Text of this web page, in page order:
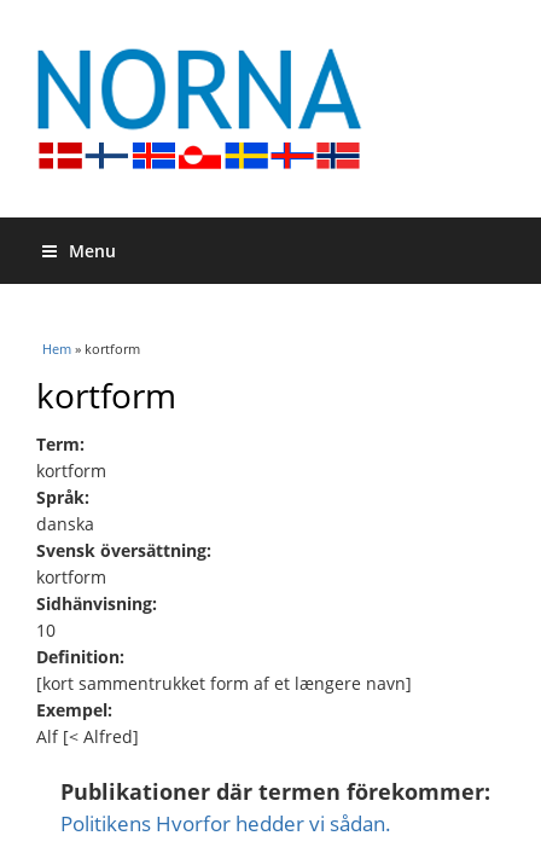
Menu
Du är här
Hem » kortform
kortform
Term:
kortform
Språk:
danska
Svensk översättning:
kortform
Sidhänvisning:
10
Definition:
[kort sammentrukket form af et længere navn]
Exempel:
Alf [< Alfred]
Publikationer där termen förekommer:
Politikens Hvorfor hedder vi sådan.